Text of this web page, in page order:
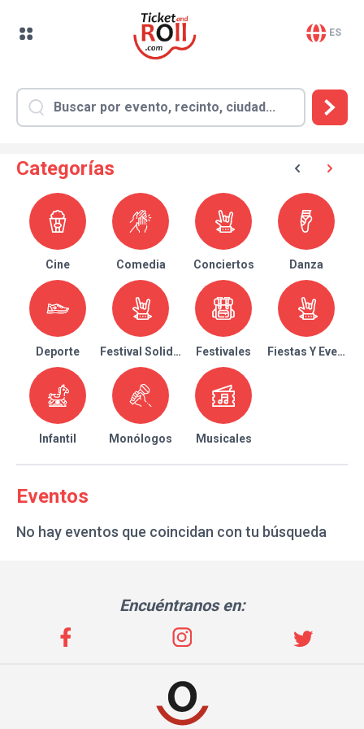
ES
Categorías
Cine Comedia Conciertos Danza
Deporte Festival Solidario Festivales Fiestas Y Eventos
Infantil Monólogos Musicales
Eventos
No hay eventos que coincidan con tu búsqueda
Encuéntranos en: